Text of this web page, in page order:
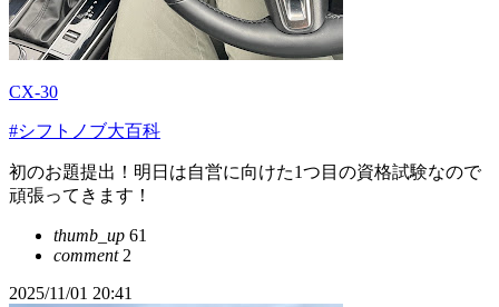
CX-30
#シフトノブ大百科
初のお題提出！明日は自営に向けた1つ目の資格試験なので
頑張ってきます！
thumb_up 61
comment2
2025/11/01 20:41